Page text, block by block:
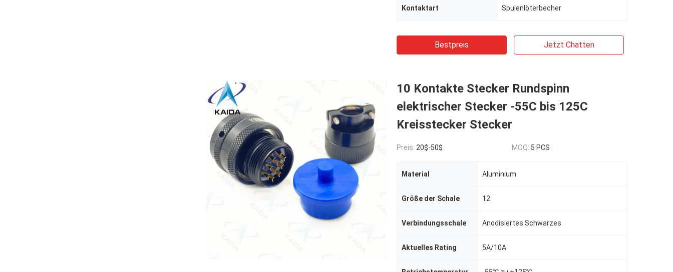
Kontaktart Spulenlöterbecher
Bestpreis Jetzt Chatten
10 Kontakte Stecker Rundspinn
elektrischer Stecker -55C bis 125C
Kreisstecker Stecker
Preis: 20$-50$ MOQ: 5 PCS
Material Aluminium
Größe der Schale 12
Verbindungsschale Anodisiertes Schwarzes
Aktuelles Rating 5A/10A